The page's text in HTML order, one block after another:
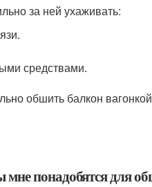
за ней ухаживать:
средствами.
обшить балкон
понадобятся для